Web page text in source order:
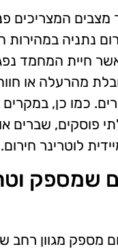
המצריכים
נתניה
חיית המחמד
מהרעלה או
כמו כן,
פוסקים, שברים
לוטרינר חירום.
שמספק
מספק מגוון רחב